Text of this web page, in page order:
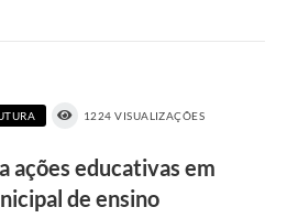
1224 VISUALIZAÇÕES
ações educativas em
de ensino